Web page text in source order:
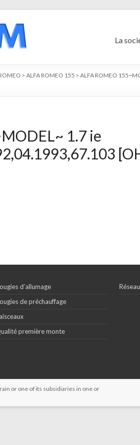
La
> ALFA ROMEO 155 > ALFA ROMEO
1.7 ie
d’allumage
de préchauffage
première monte
or one of its subsidiaries in one or